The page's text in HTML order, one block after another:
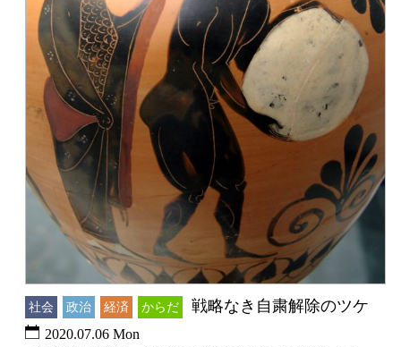
社会 政治 経済 からだ 戦略なき自粛解除のツケ
2020.07.06 Mon